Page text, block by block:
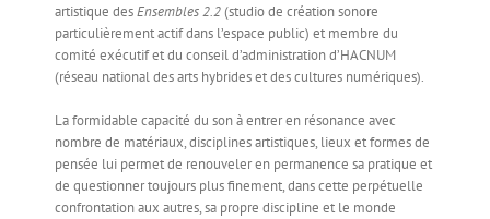
artistique desEnsembles 2.2(studio de création sonore
particulièrement actif dans l’espace public) et membre du
comité exécutif et du conseil d’administration d’HACNUM
(réseau national des arts hybrides et des cultures numériques).
La formidable capacité du son à entrer en résonance avec
nombre de matériaux, disciplines artistiques, lieux et formes de
pensée lui permet de renouveler en permanence sa pratique et
de questionner toujours plus finement, dans cette perpétuelle
confrontation aux autres, sa propre discipline et le monde